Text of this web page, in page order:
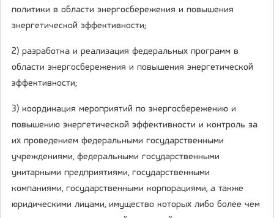
политики в области энергосбережения и повышения
энергетической эффективности;
2) разработка и реализация федеральных программ в
области энергосбережения и повышения энергетической
эффективности;
3) координация мероприятий по энергосбережению и
повышению энергетической эффективности и контроль за
их проведением федеральными государственными
учреждениями, федеральными государственными
унитарными предприятиями, государственными
компаниями, государственными корпорациями, а также
юридическими лицами, имущество которых либо более чем